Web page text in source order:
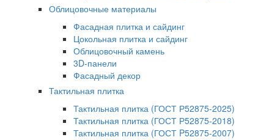
Облицовочные материалы
Фасадная плитка и сайдинг
Цокольная плитка и сайдинг
Облицовочный камень
3D-панели
Фасадный декор
Тактильная плитка
Тактильная плитка (ГОСТ Р52875-2025)
Тактильная плитка (ГОСТ Р52875-2018)
Тактильная плитка (ГОСТ P52875-2007)